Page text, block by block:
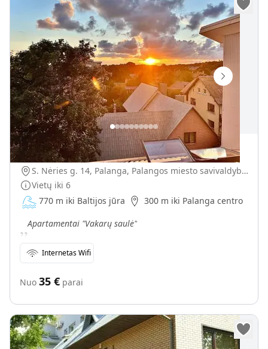
Apartamentai "Vakarų saulė"
S. Nėries g. 14, Palanga, Palangos miesto savivaldybė, Lietuva
Vietų iki 6
770 m iki Baltijos jūra
300 m iki Palanga centro
„Apartamentai "Vakarų saulė"
Internetas Wifi
Nuo 35 € parai